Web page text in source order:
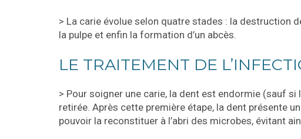
> La carie évolue selon quatre stades : la destruction
la pulpe et enfin la formation d’un abcès.
LE TRAITEMENT DE
> Pour soigner une carie, la dent est endormie (sauf
retirée. Après cette première étape, la dent présente
pouvoir la reconstituer à l’abri des microbes, évitant